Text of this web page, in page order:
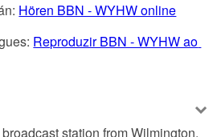
Hören BBN - WYHW online
Reproduzir BBN - WYHW ao
station from Wilmington,